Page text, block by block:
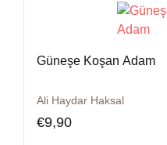
Güneşe Koşan Adam
Ali Haydar Haksal
€9,90